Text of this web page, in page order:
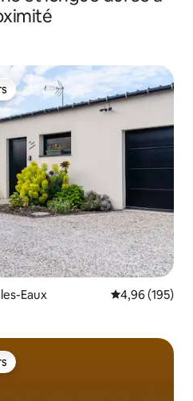
plus appréciés
Eaux Évaluation
4,96 (195)
plus appréciés